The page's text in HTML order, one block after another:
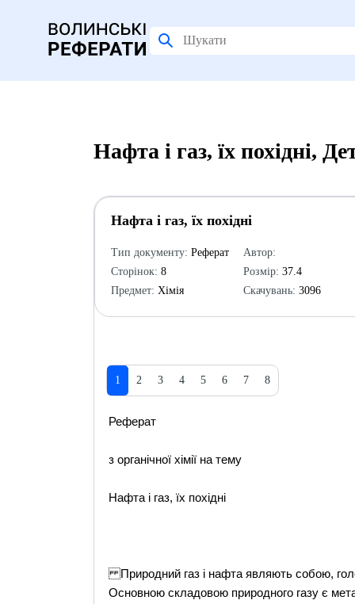
Нафта і газ, їх похідні,
Нафта і газ, їх похідні
Тип документу: Реферат
Сторінок: 8
Предмет: Хімія
Автор:
Розмір: 37.4
Скачувань: 3096
1 2 3 4 5 6 7 8
Реферат
з органічної хімії на тему
Нафта і газ, їх похідні
Природний газ і нафта являють собою,
Основною складовою природного газу є